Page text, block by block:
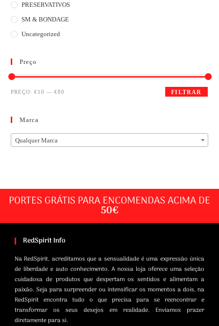
PRESERVATIVOS
SM & BONDAGE
Uncategorized
Preço
FILTRAR
PREÇO:€10 —€80
Marca
Qualquer Marca
PORTES GRÁTIS PARA ENCOMENDAS ACIMA DE
50€
RedSpirit Info
Na RedSpirit, acreditamos que a sensualidade é uma expressão única
de liberdade e auto conhecimento. A nossa loja oferece uma seleção
cuidadosa de produtos que despertam os sentidos e alimentam a
paixão. Seja para surpreender ou intensificar os momentos a dois, na
RedSpirit encontra tudo o que precisa para se reencontrar e
transformar os seus desejos em realidade. Enviamos prazer
diretamente para si.